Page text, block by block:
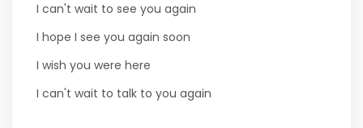
I can't wait to see you again
I hope I see you again soon
I wish you were here
I can't wait to talk to you again